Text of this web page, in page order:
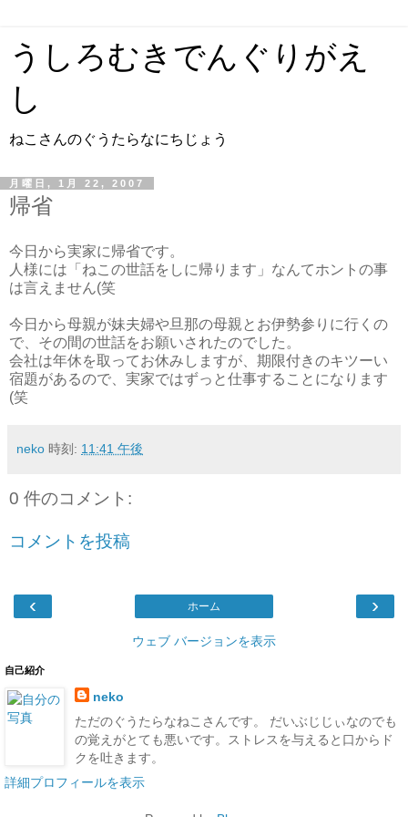
うしろむきでんぐりがえ
し
ねこさんのぐうたらなにちじょう
月曜日, 1月 22, 2007
帰省
今日から実家に帰省です。
人様には「ねこの世話をしに帰ります」なんてホントの事
は言えません(笑
今日から母親が妹夫婦や旦那の母親とお伊勢参りに行くの
で、その間の世話をお願いされたのでした。
会社は年休を取ってお休みしますが、期限付きのキツーい
宿題があるので、実家ではずっと仕事することになります
(笑
neko 時刻: 11:41 午後
0 件のコメント:
コメントを投稿
‹ ›
ホーム
ウェブ バージョンを表示
自己紹介
neko
ただのぐうたらなねこさんです。 だいぶじじぃなのでも
の覚えがとても悪いです。ストレスを与えると口からド
クを吐きます。
詳細プロフィールを表示